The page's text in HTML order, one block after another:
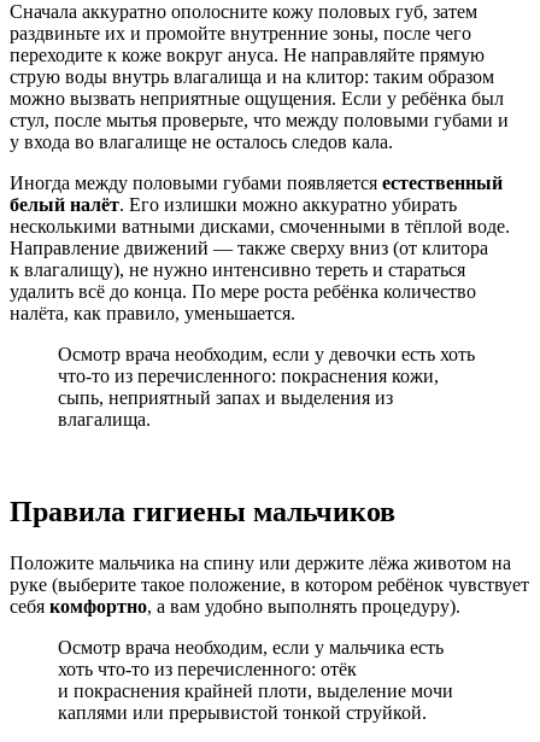
Сначала аккуратно ополосните кожу половых губ, затем
раздвиньте их и промойте внутренние зоны, после чего
переходите к коже вокруг ануса. Не направляйте прямую
струю воды внутрь влагалища и на клитор: таким образом
можно вызвать неприятные ощущения. Если у ребёнка был
стул, после мытья проверьте, что между половыми губами и
у входа во влагалище не осталось следов кала.
Иногда между половыми губами появляется естественный
белый налёт. Его излишки можно аккуратно убирать
несколькими ватными дисками, смоченными в тёплой воде.
Направление движений — также сверху вниз (от клитора
к влагалищу), не нужно интенсивно тереть и стараться
удалить всё до конца. По мере роста ребёнка количество
налёта, как правило, уменьшается.
Осмотр врача необходим, если у девочки есть хоть
что-то из перечисленного: покраснения кожи,
сыпь, неприятный запах и выделения из
влагалища.
Правила гигиены мальчиков
Положите мальчика на спину или держите лёжа животом на
руке (выберите такое положение, в котором ребёнок чувствует
себя комфортно, а вам удобно выполнять процедуру).
Осмотр врача необходим, если у мальчика есть
хоть что-то из перечисленного: отёк
и покраснения крайней плоти, выделение мочи
каплями или прерывистой тонкой струйкой.